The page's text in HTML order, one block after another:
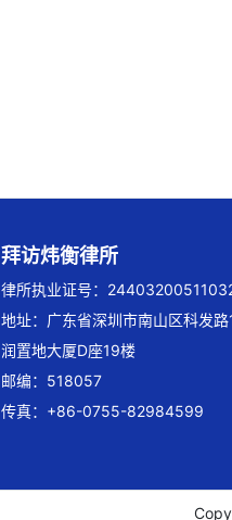
拜访炜衡律所
律所执业证号：
地址：广东省深圳市南山区科发
润置地大厦D座19楼
邮编：518057
传真：+86-0755-82984599